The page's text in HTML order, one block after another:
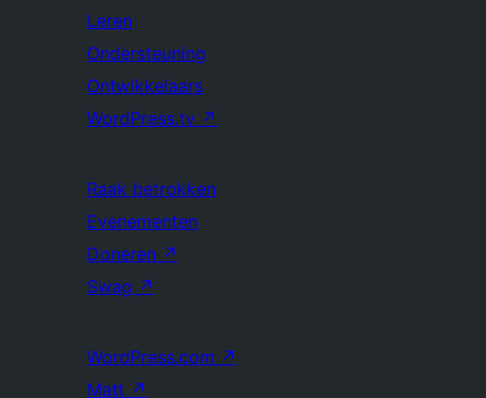
Leren
Ondersteuning
Ontwikkelaars
WordPress.tv ↗
Raak betrokken
Evenementen
Doneren ↗
Swag ↗
WordPress.com ↗
Matt ↗